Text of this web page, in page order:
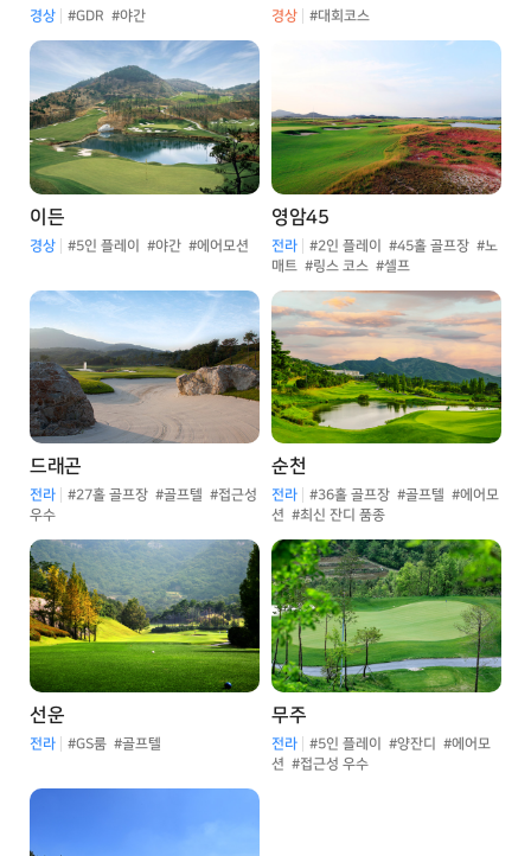
경상 #GDR #야간 경상 #대회코스
이든
경상 #5인 플레이 #야간 #에어모션
영암45
전라 #2인 플레이 #45홀 골프장 #노
매트 #링스 코스 #셀프
드래곤
전라 #27홀 골프장 #골프텔 #접근성
우수
순천
전라 #36홀 골프장 #골프텔 #에어모
션 #최신 잔디 품종
선운
전라 #GS룸 #골프텔
무주
전라 #5인 플레이 #양잔디
#에어모
션 #접근성 우수